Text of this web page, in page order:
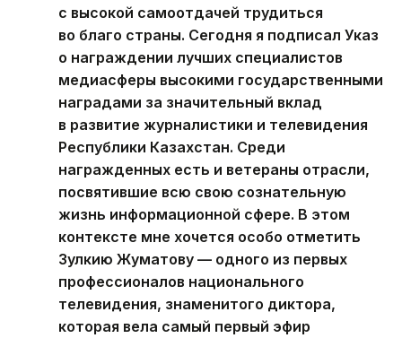
с высокой самоотдачей трудиться
во благо страны. Сегодня я подписал Указ
о награждении лучших специалистов
медиасферы высокими государственными
наградами за значительный вклад
в развитие журналистики и телевидения
Республики Казахстан. Среди
награжденных есть и ветераны отрасли,
посвятившие всю свою сознательную
жизнь информационной сфере. В этом
контексте мне хочется особо отметить
Зулкию Жуматову — одного из первых
профессионалов национального
телевидения, знаменитого диктора,
которая вела самый первый эфир